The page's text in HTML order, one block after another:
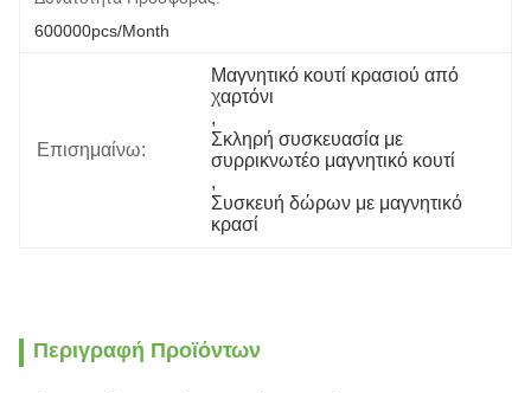
600000pcs/month
Επισημαίνω:
Μαγνητικό κουτί κρασιού από
χαρτόνι
,
Σκληρή συσκευασία με
συρρικνωτέο μαγνητικό κουτί
,
Συσκευή δώρων με μαγνητικό
κρασί
Περιγραφή Προϊόντων